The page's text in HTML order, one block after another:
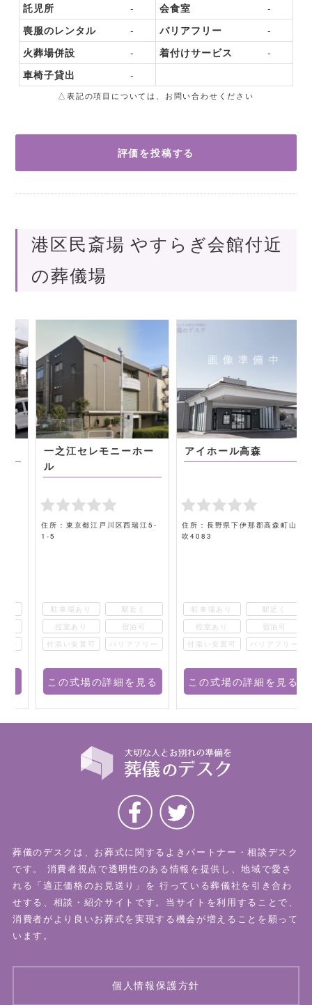
託児所
- 会食室
-
喪服のレンタル
- バリアフリー
-
火葬場併設
- 着付けサービス
-
車椅子貸出
-
△表記の項目については、お問い合わせください
評価を投稿する
港区民斎場 やすらぎ会館付近
の葬儀場
一之江セレモニーホー
住所：東京都江戸川区西瑞江5-
駐車場あり
駅近く
控室あり
宿泊可
付添い安置可
バリアフリー
この式場の詳細を見る
アイホール高森
住所：長野県下伊那郡高森町山
吹4083
駐車場あり
駅近く
控室あり
宿泊可
付添い安置可
バリアフリー
この式場の詳細を見る
葬儀のデスクは、お葬式に関するよきパートナー・相談デスク
です。
消費者視点で透明性のある情報を提供し、地域で愛さ
れる「適正価格のお見送り」を 行っている葬儀社を引き合わ
せする、相談・紹介サイトです。当サイトを利用することで、
消費者がより良いお葬式を実現する機会が増えることを願って
います。
個人情報保護方針